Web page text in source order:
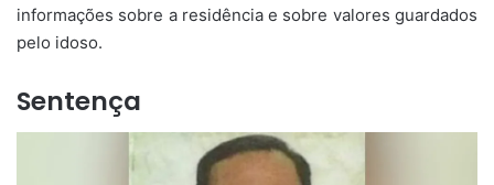
informações sobre a residência e sobre valores guardados
pelo idoso.
Sentença